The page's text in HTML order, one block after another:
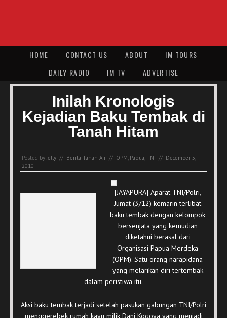
HOME CONTACT US ABOUT
IM TOURS
DAILY RADIO
IM TV ADVERTISE
Inilah Kronologis
Kejadian Baku Tembak di
Tanah Hitam
Posted by: elly // Berita Tanah Air // OPM, Papua,TNI // December 5,
2010
[JAYAPURA] Aparat TNI/Polri,
Jumat (3/12) kemarin terlibat
baku tembak dengan kelompok
bersenjata yang kemudian
diketahui berasal dari
Organisasi Papua Merdeka
(OPM). Satu orang narapidana
yang melarikan diri tertembak
dalam peristiwa itu.
Aksi baku tembak terjadi setelah pasukan gabungan TNI/Polri
menggerebek rumah kayu milik Dani Kogoya yang menjadi